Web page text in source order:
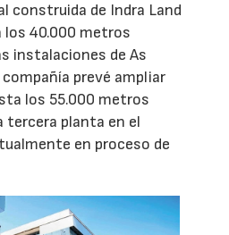
construida de Indra Land
los 40.000 metros
instalaciones de As
prevé ampliar
los 55.000 metros
tercera planta en el
en proceso de